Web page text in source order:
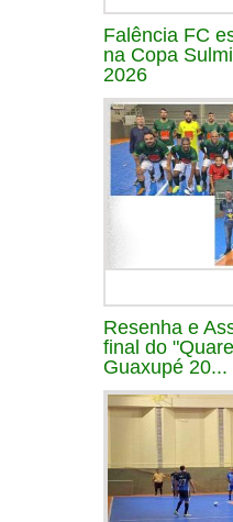
Falência FC
na Copa
2026
Resenha e
final do
Guaxupé 20...